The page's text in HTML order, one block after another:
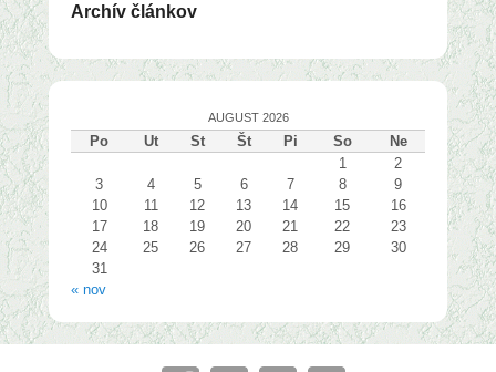
Archív článkov
AUGUST 2026
Po Ut St Št Pi So
Ne
1
2
3
4 5 6 7 8
9
10
11 12 13 14 15
16
17
18 19 20 21 22
23
24
25 26 27 28 29
30
31
« nov